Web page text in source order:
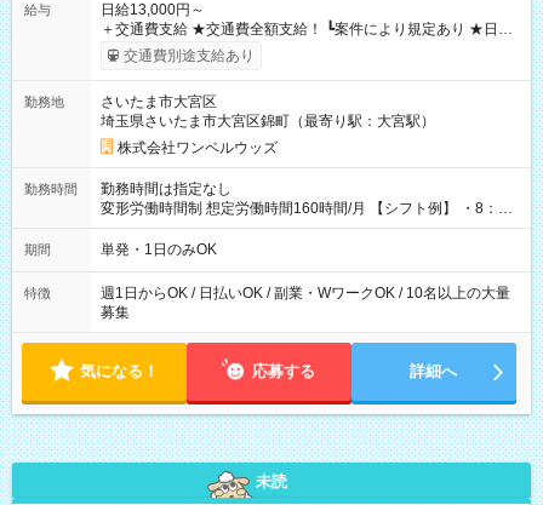
給与
日給13,000円～
＋交通費支給 ★交通費全額支給！ ┗案件により規定あり ★日払
いOK！（規定あり） ┗働いたその日に現金GET♪ お仕事後はコ
ンビニATMから 日払い分を引き落とせます！ 【試用期間】試
交通費別途支給あり
勤務地
さいたま市大宮区
埼玉県さいたま市大宮区錦町（最寄り駅：大宮駅）
株式会社ワンベルウッズ
勤務時間
勤務時間は指定なし
変形労働時間制 想定労働時間160時間/月 【シフト例】 ・8：00
～21：00
期間 単発・1日のみOK
特徴
週1日からOK / 日払いOK / 副業・WワークOK / 10名以上の大量
募集
気になる！ 応募する 詳細へ
未読